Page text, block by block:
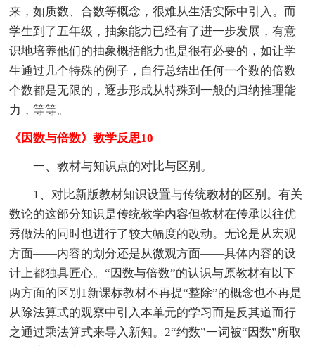
来，如质数、合数等概念，很难从生活实际中引入。而
学生到了五年级，抽象能力已经有了进一步发展，有意
识地培养他们的抽象概括能力也是很有必要的，如让学
生通过几个特殊的例子，自行总结出任何一个数的倍数
个数都是无限的，逐步形成从特殊到一般的归纳推理能
力，等等。
《因数与倍数》教学反思10
一、教材与知识点的对比与区别。
1、对比新版教材知识设置与传统教材的区别。有关
数论的这部分知识是传统教学内容但教材在传承以往优
秀做法的同时也进行了较大幅度的改动。无论是从宏观
方面——内容的划分还是从微观方面——具体内容的设
计上都独具匠心。“因数与倍数”的认识与原教材有以下
两方面的区别1新课标教材不再提“整除”的概念也不再是
从除法算式的观察中引入本单元的学习而是反其道而行
之通过乘法算式来导入新知。2“约数”一词被“因数”所取